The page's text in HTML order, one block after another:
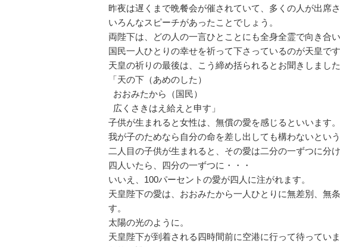
昨夜は遅くまで晩餐会が催されていて、多くの人が出席さ
いろんなスピーチがあったことでしょう。
両陛下は、どの人の一言ひとことにも全身全霊で向き合
国民一人ひとりの幸せを祈って下さっているのが天皇です
天皇の祈りの最後は、こう締め括られるとお聞きしました
「天の下（あめのした）
おおみたから（国民）
広くさきはえ給えと申す」
子供が生まれると女性は、無償の愛を感じるといいます。
我が子のためなら自分の命を差し出しても構わないという
二人目の子供が生まれると、その愛は二分の一ずつに分
四人いたら、四分の一ずつに・・・
いいえ、100パーセントの愛が四人に注がれます。
天皇陛下の愛は、おおみたから一人ひとりに無差別、無
す。
太陽の光のように。
天皇陛下が到着される四時間前に空港に行って待っていま